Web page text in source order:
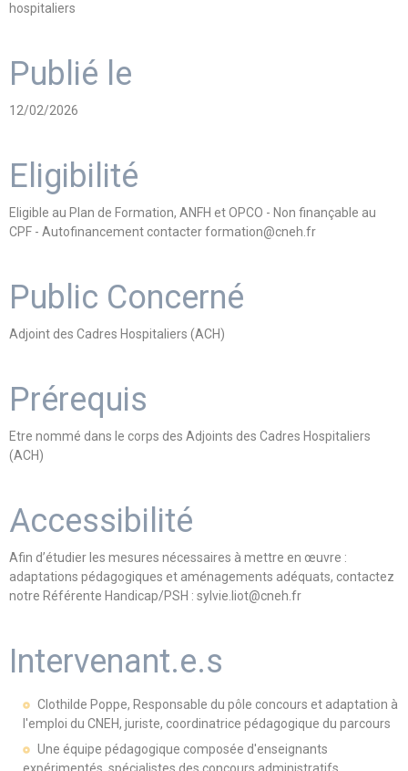
hospitaliers
Publié le
12/02/2026
Eligibilité
Eligible au Plan de Formation, ANFH et OPCO - Non finançable au
CPF - Autofinancement contacter formation@cneh.fr
Public Concerné
Adjoint des Cadres Hospitaliers (ACH)
Prérequis
Etre nommé dans le corps des Adjoints des Cadres Hospitaliers
(ACH)
Accessibilité
Afin d’étudier les mesures nécessaires à mettre en œuvre :
adaptations pédagogiques et aménagements adéquats, contactez
notre Référente Handicap/PSH : sylvie.liot@cneh.fr
Intervenant.e.s
Clothilde Poppe, Responsable du pôle concours et adaptation à
l'emploi du CNEH, juriste, coordinatrice pédagogique du parcours
Une équipe pédagogique composée d'enseignants